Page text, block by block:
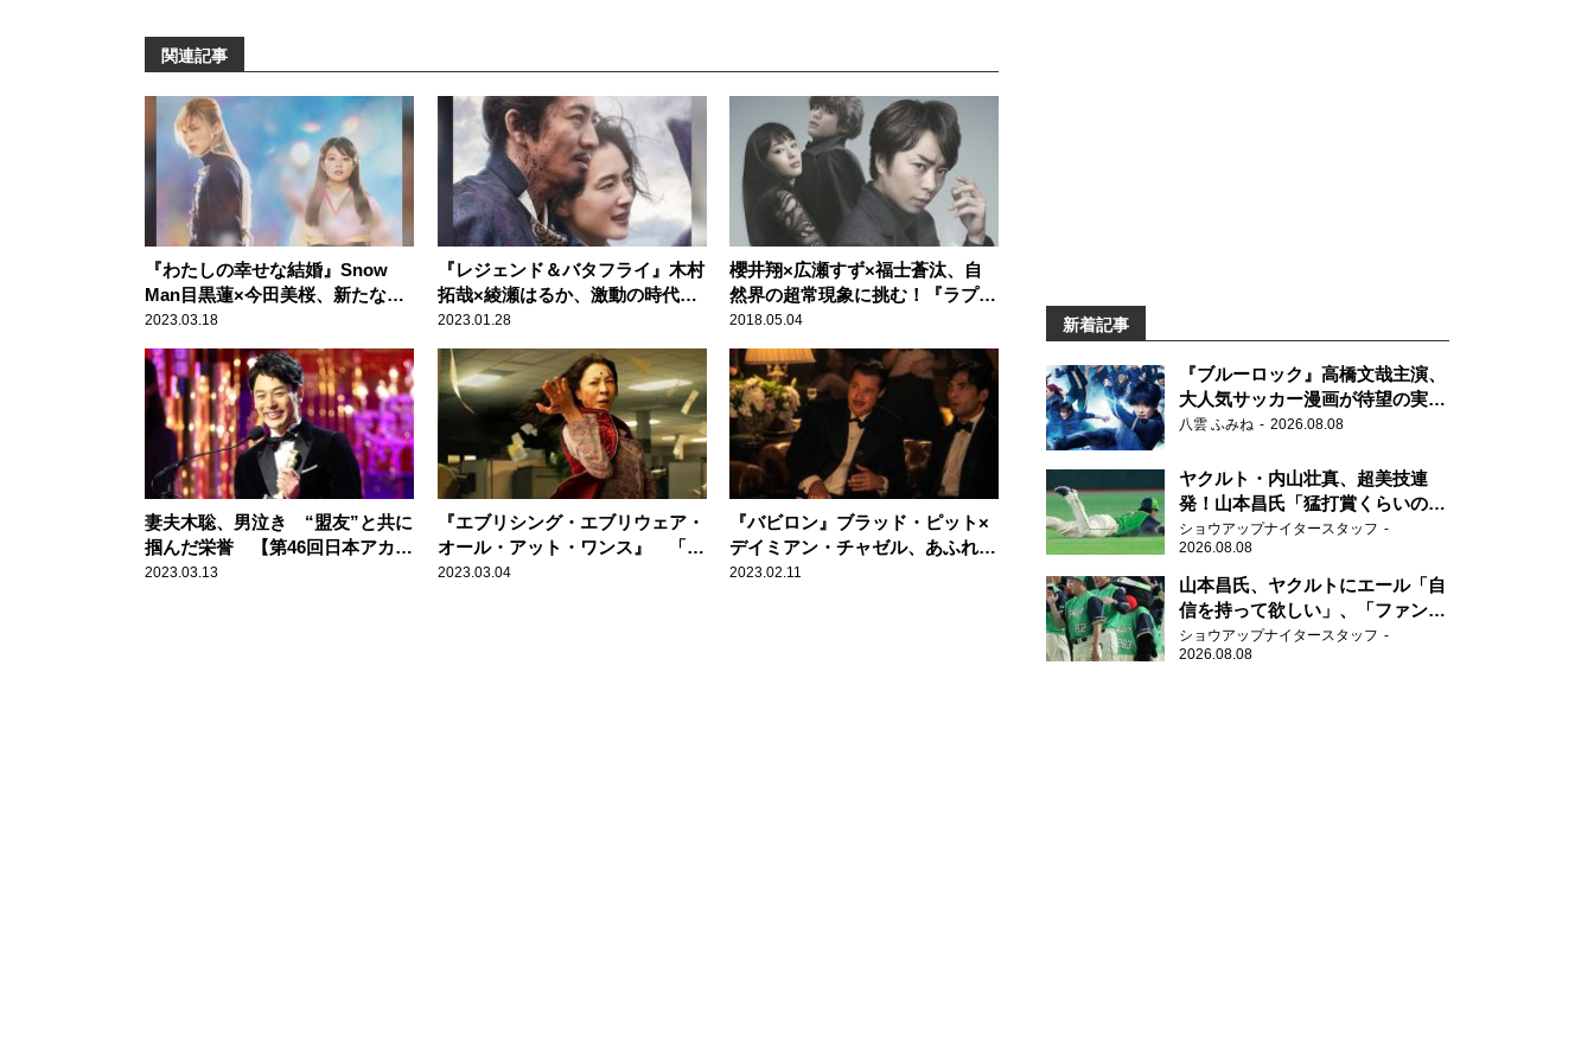
関連記事
『わたしの幸せな結婚』Snow
Man目黒蓮×今田美桜、新たな運
命を切り開く和製ラブストーリー
2023.03.18
『レジェンド＆バタフライ』木村
拓哉×綾瀬はるか、激動の時代を
生きた夫婦の物語
2023.01.28
櫻井翔×広瀬すず×福士蒼汰、自
然界の超常現象に挑む！『ラプラ
スの魔女』
2018.05.04
妻夫木聡、男泣き “盟友”と共に
掴んだ栄誉 【第46回日本アカデ
ミー賞 最優秀主演男優賞】
2023.03.13
『エブリシング・エブリウェア・
オール・アット・ワンス』 「第
95回アカデミー賞」注目度No.1
2023.03.04
『バビロン』ブラッド・ピット×
デイミアン・チャゼル、あふれる
映画讃歌と新たなる挑戦
2023.02.11
新着記事
『ブルーロック』高橋文哉主演、
大人気サッカー漫画が待望の実写
映画に
八雲 ふみね 2026.08.08
ヤクルト・内山壮真、超美技連
発！山本昌氏「猛打賞くらいの価
値」
ショウアップナイタースタッフ
2026.08.08
山本昌氏、ヤクルトにエール「自
信を持って欲しい」、「ファンの
方も毎日応援してくれています」
ショウアップナイタースタッフ
2026.08.08